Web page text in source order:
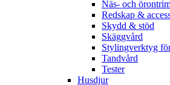
Näs- och
Redskap &
Skydd & stöd
Skäggvård
Stylingverktyg
Tandvård
Tester
Husdjur